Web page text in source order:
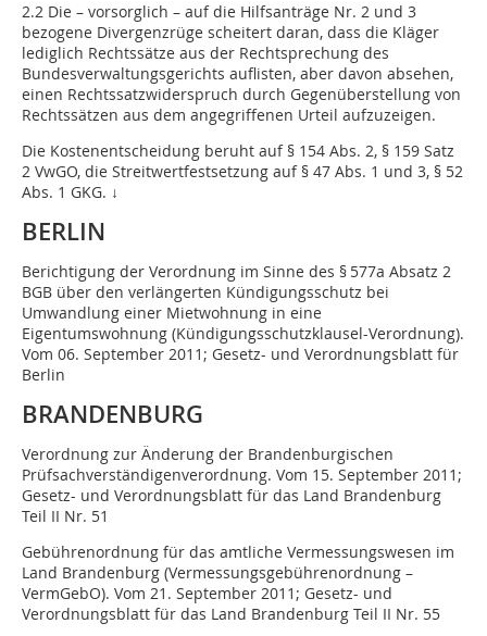
2.2 Die – vorsorglich – auf die Hilfsanträge Nr. 2 und 3
bezogene Divergenzrüge scheitert daran, dass die Kläger
lediglich Rechtssätze aus der Rechtsprechung des
Bundesverwaltungsgerichts auflisten, aber davon absehen,
einen Rechtssatzwiderspruch durch Gegenüberstellung von
Rechtssätzen aus dem angegriffenen Urteil aufzuzeigen.
Die Kostenentscheidung beruht auf § 154 Abs. 2, § 159 Satz
2 VwGO, die Streitwertfestsetzung auf § 47 Abs. 1 und 3, § 52
Abs. 1 GKG. ↓
BERLIN
Berichtigung der Verordnung im Sinne des § 577a Absatz 2
BGB über den verlängerten Kündigungsschutz bei
Umwandlung einer Miet­­wohnung in eine
Eigentumswohnung (Kündigungsschutzklausel-Verordnung).
Vom 06. September 2011; Gesetz- und Verordnungsblatt für
Berlin
BRANDENBURG
Verordnung zur Änderung der Brandenburgischen
Prüfsachverständigenverordnung. Vom 15. September 2011;
Gesetz- und Verordnungsblatt für das Land Brandenburg
Teil II Nr. 51
Gebührenordnung für das amtliche Vermessungswesen im
Land Brandenburg (Vermessungsgebührenordnung –
VermGebO). Vom 21. September 2011; Gesetz- und
Verordnungs­blatt für das Land Brandenburg Teil II Nr. 55